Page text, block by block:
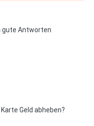
gute Antworten
Geld abheben?